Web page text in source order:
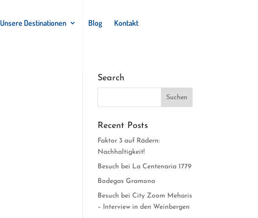
Unsere Destinationen Blog Kontakt
Search
Recent Posts
Faktor 3 auf Rädern:
Nachhaltigkeit!
Besuch bei La Centenaria 1779
Bodegas Gramona
Besuch bei City Zoom Meharis
– Interview in den Weinbergen